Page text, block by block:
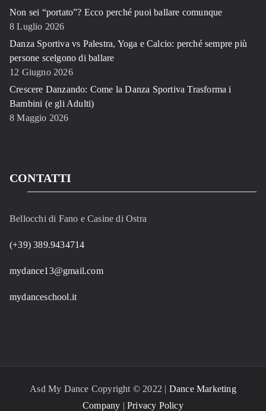
Non sei “portato”? Ecco perché puoi ballare comunque
8 Luglio 2026
Danza Sportiva vs Palestra, Yoga e Calcio: perché sempre più
persone scelgono di ballare
12 Giugno 2026
Crescere Danzando: Come la Danza Sportiva Trasforma i
Bambini (e gli Adulti)
8 Maggio 2026
CONTATTI
Bellocchi di Fano e Casine di Ostra
(+39) 389.9434714
mydance13@gmail.com
mydanceschool.it
Asd My Dance Copyright © 2022 | Dance Marketing
Company |Privacy Policy